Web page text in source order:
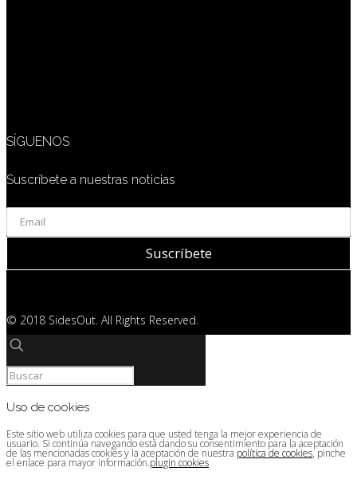
SÍGUENOS
Suscríbete a nuestras noticias
© 2018 SidesOut. All Rights Reserved.
Uso de cookies
Este sitio web utiliza cookies para que usted tenga la mejor experiencia de
usuario. Si continúa navegando está dando su consentimiento para la aceptación
de las mencionadas cookies y la aceptación de nuestra política de cookies, pinche
el enlace para mayor información.plugin cookies